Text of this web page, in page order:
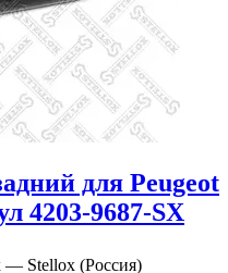
для Peugeot
4203-9687-SX
— Stellox (Россия)